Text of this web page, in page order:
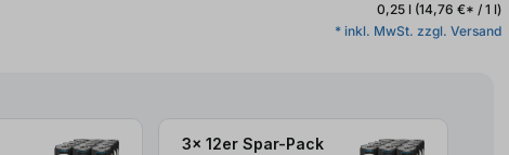
0,25 l (14,76 €* / 1 l)
* inkl. MwSt. zzgl. Versand
3x 12er Spar-Pack